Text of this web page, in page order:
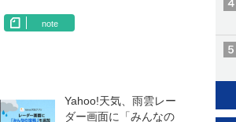
note
Yahoo!天気、雨雲レー
ダー画面に「みんなの